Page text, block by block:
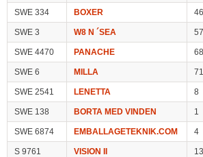
SWE 334 BOXER 46
SWE 3 W8 N ´SEA 57
SWE 4470 PANACHE 68
SWE 6 MILLA 71
SWE 2541 LENETTA 8
SWE 138 BORTA MED VINDEN 1
SWE 6874 EMBALLAGETEKNIK.COM 4
S 9761 VISION II 13